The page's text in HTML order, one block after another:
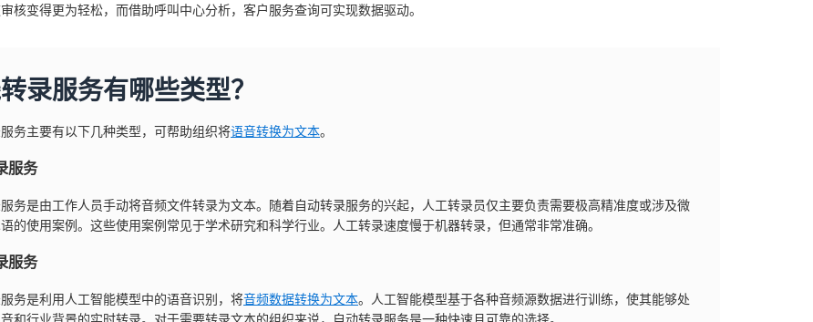
核变得更为轻松，而借助呼叫中心分析，客户服务查询可实现数据驱动。
录服务有哪些类型？
务主要有以下几种类型，可帮助组织将语音转换为文本。
服务
务是由工作人员手动将音频文件转录为文本。随着自动转录服务的兴起，人工转录员仅主要负责需要极高精准度或涉及微
的使用案例。这些使用案例常见于学术研究和科学行业。人工转录速度慢于机器转录，但通常非常准确。
服务
务是利用人工智能模型中的语音识别，将音频数据转换为文本。人工智能模型基于各种音频源数据进行训练，使其能够处
和行业背景的实时转录。对于需要转录文本的组织来说，自动转录服务是一种快速且可靠的选择。